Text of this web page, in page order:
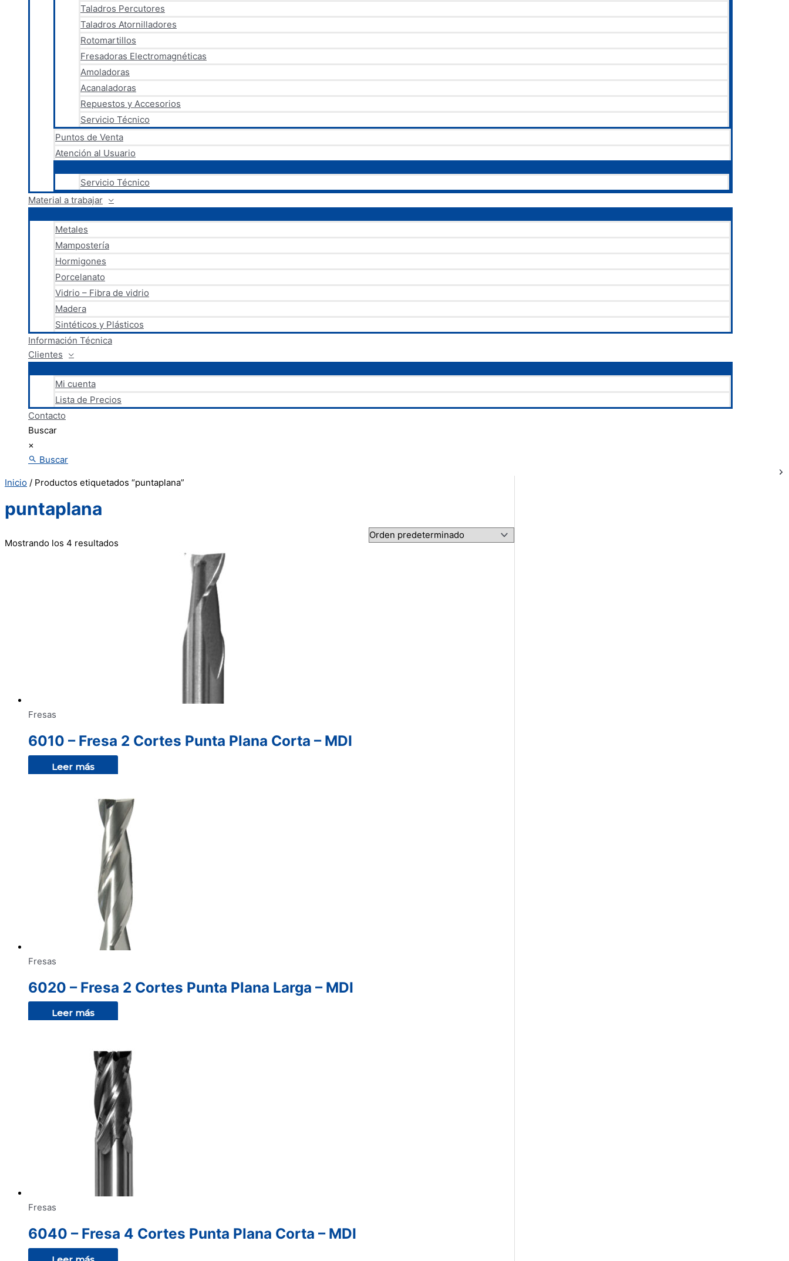
Taladros Percutores
Taladros Atornilladores
Rotomartillos
Fresadoras Electromagnéticas
Amoladoras
Acanaladoras
Repuestos y Accesorios
Servicio Técnico
Puntos de Venta
Atención al Usuario
Servicio Técnico
Material a trabajar
Metales
Mampostería
Hormigones
Porcelanato
Vidrio – Fibra de vidrio
Madera
Sintéticos y Plásticos
Información Técnica
Clientes
Mi cuenta
Lista de Precios
Contacto
Buscar
×
Buscar
Inicio / Productos etiquetados “puntaplana”
puntaplana
Mostrando los 4 resultados
Fresas
6010 – Fresa 2 Cortes Punta Plana Corta – MDI
Leer más
Fresas
6020 – Fresa 2 Cortes Punta Plana Larga – MDI
Leer más
Fresas
6040 – Fresa 4 Cortes Punta Plana Corta – MDI